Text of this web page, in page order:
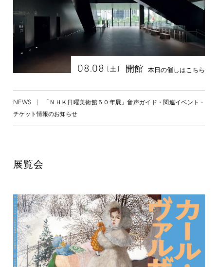
08.08 [土] 開館 本日の催しはこちら
NEWS
「ＮＨＫ日曜美術館５０年展」音声ガイド・関連イベント・
チケット情報のお知らせ
展覧会